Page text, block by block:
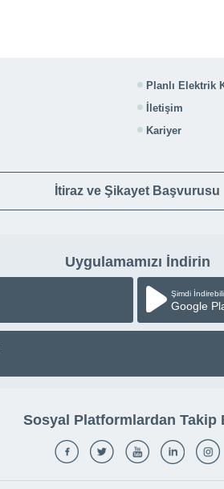
Planlı Elektrik
İletişim
Kariyer
İtiraz ve Şikayet Başvurusu
Uygulamamızı İndirin
Şimdi
Google
Sosyal Platformlardan Takip